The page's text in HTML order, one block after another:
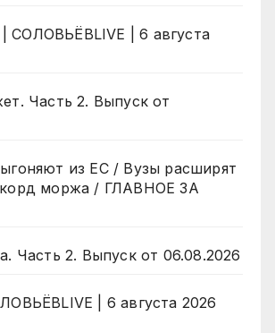
| СОЛОВЬЁВLIVE | 6 августа
Часть 2. Выпуск от
из ЕС / Вузы расширят
моржа / ГЛАВНОЕ ЗА
Часть 2. Выпуск от 06.08.2026
| 6 августа 2026